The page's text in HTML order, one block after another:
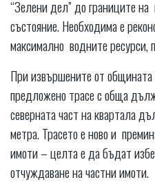
“Зелени дел” до границите
състояние. Необходима е
максимално водните ресурси,
При извършените от
предложено трасе с обща
северната част на квартала
метра. Трасето е ново и
имоти – целта е да бъдат
отчуждаване на частни имоти.